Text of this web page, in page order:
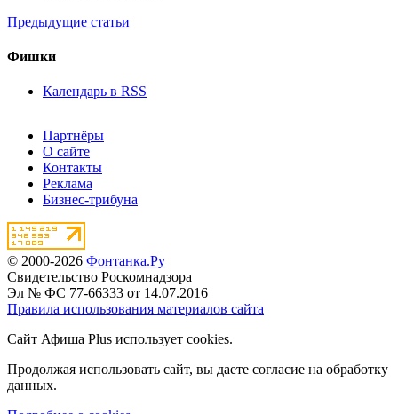
Предыдущие статьи
Фишки
Календарь в RSS
Партнёры
О сайте
Контакты
Реклама
Бизнес-трибуна
© 2000-2026 Фонтанка.Ру
Свидетельство Роскомнадзора
Эл № ФС 77-66333 от 14.07.2016
Правила использования материалов сайта
Сайт Афиша Plus использует cookies.
Продолжая использовать сайт, вы даете согласие на обработку
данных.